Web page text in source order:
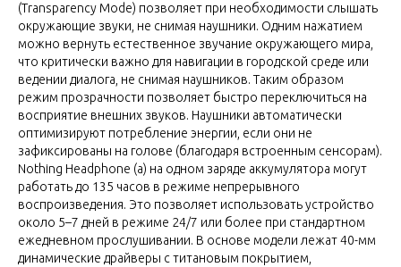
(Transparency Mode) позволяет при необходимости слышать
окружающие звуки, не снимая наушники. Одним нажатием
можно вернуть естественное звучание окружающего мира,
что критически важно для навигации в городской среде или
ведении диалога, не снимая наушников. Таким образом
режим прозрачности позволяет быстро переключиться на
восприятие внешних звуков. Наушники автоматически
оптимизируют потребление энергии, если они не
зафиксированы на голове (благодаря встроенным сенсорам).
Nothing Headphone (a) на одном заряде аккумулятора могут
работать до 135 часов в режиме непрерывного
воспроизведения. Это позволяет использовать устройство
около 5–7 дней в режиме 24/7 или более при стандартном
ежедневном прослушивании. В основе модели лежат 40-мм
динамические драйверы с титановым покрытием,